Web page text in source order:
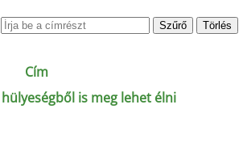
Szűrő Törlés
Cím
is meg lehet élni